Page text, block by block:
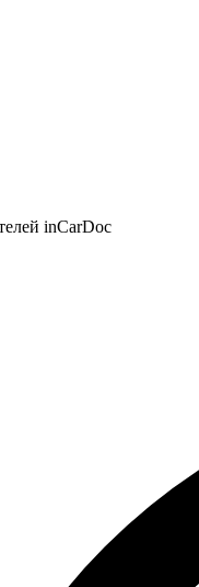
inCarDoc